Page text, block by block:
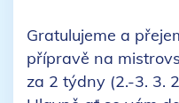
Gratulujeme a
přípravě na
za 2 týdny (2.-3. 3.